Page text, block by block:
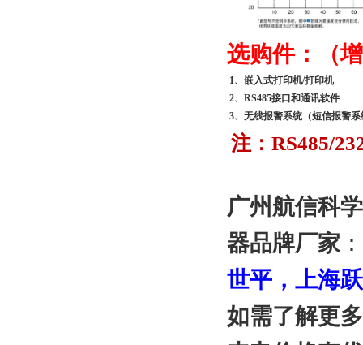
选购件：（
1、嵌入式打印机/打印机
2、RS485接口和通讯软件
3、无线报警系统（短信报警系
注：RS485/
广州航信科
器品牌厂家 ：
世平，上海
如需了解更